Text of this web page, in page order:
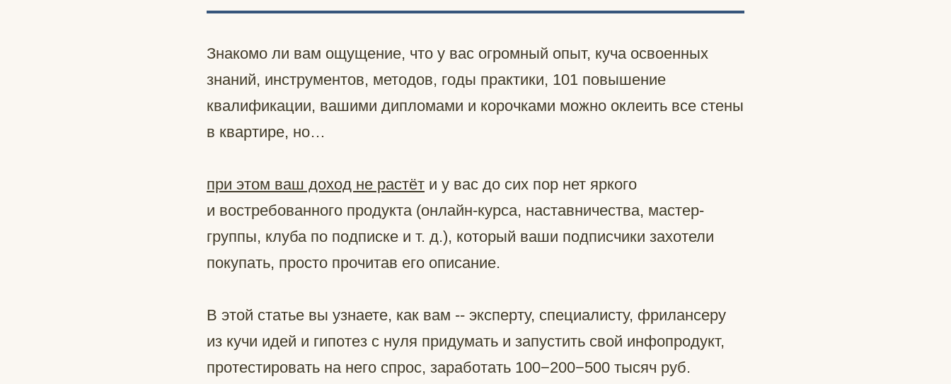
Знакомо ли вам ощущение, что у вас огромный опыт, куча освоенных
знаний, инструментов, методов, годы практики, 101 повышение
квалификации, вашими дипломами и корочками можно оклеить все стены
в квартире, но…
при этом ваш доход не растёт и у вас до сих пор нет яркого
и востребованного продукта (онлайн-курса, наставничества, мастер-
группы, клуба по подписке и т. д.), который ваши подписчики захотели
покупать, просто прочитав его описание.
В этой статье вы узнаете, как вам -- эксперту, специалисту, фрилансеру
из кучи идей и гипотез с нуля придумать и запустить свой инфопродукт,
протестировать на него спрос, заработать 100−200−500 тысяч руб.